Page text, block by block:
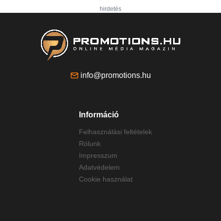
hirdetés
info@promotions.hu
Információ
Felhasználási feltételek
Rólunk
Impresszum
Adatvédelem
Cookie használat